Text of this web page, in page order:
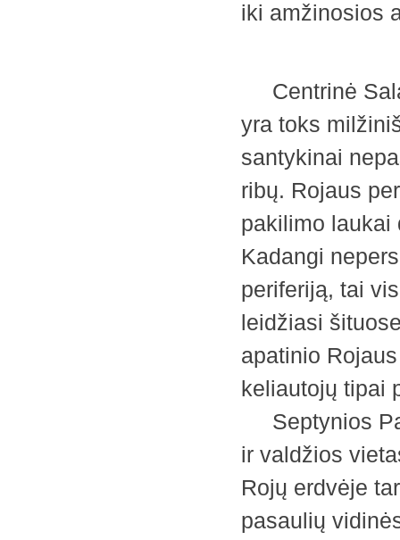
iki
Centrinė
yra toks
santykinai
ribų. Rojaus
pakilimo laukai
Kadangi
periferiją, tai
leidžiasi
apatinio
keliautojų tipai
Septynios
ir valdžios
Rojų erdvėje
pasaulių